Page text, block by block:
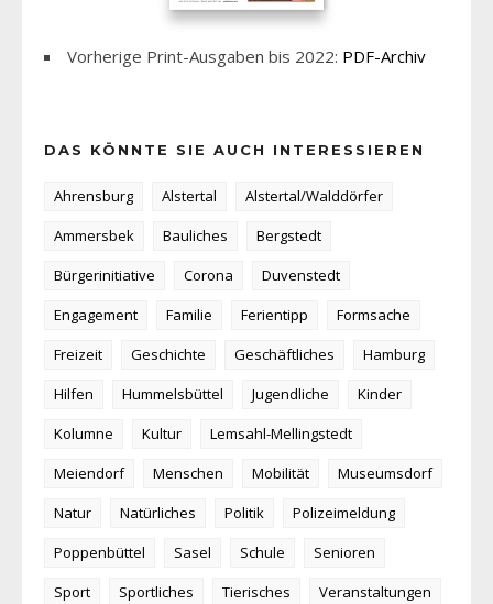
Vorherige Print-Ausgaben bis 2022: PDF-Archiv
DAS KÖNNTE SIE AUCH INTERESSIEREN
Ahrensburg Alstertal
Alstertal/Walddörfer
Ammersbek
Bauliches
Bergstedt
Bürgerinitiative
Corona
Duvenstedt
Engagement
Familie Ferientipp
Formsache
Freizeit
Geschichte Geschäftliches
Hamburg
Hilfen
Hummelsbüttel Jugendliche
Kinder
Kolumne
Kultur
Lemsahl-Mellingstedt
Meiendorf
Menschen Mobilität
Museumsdorf
Natur
Natürliches Politik
Polizeimeldung
Poppenbüttel
Sasel Schule
Senioren
Sport
Sportliches Tierisches
Veranstaltungen